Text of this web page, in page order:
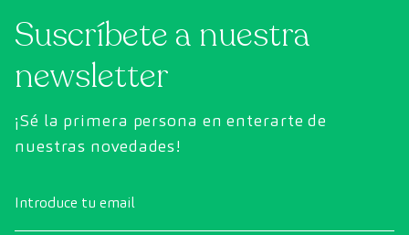
Suscríbete a nuestra
newsletter
¡Sé la primera persona en enterarte de
nuestras novedades!
Introduce tu email